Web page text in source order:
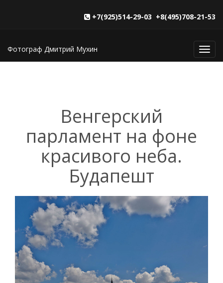
+7(925)514-29-03 +8(495)708-21-53
Фотограф Дмитрий Мухин
Венгерский
парламент на фоне
красивого неба.
Будапешт